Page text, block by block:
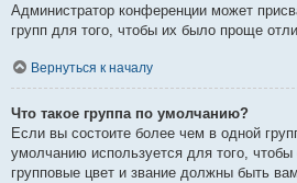
Администратор конференции может
групп для того, чтобы их было проще
Вернуться к началу
Что такое группа по умолчанию?
Если вы состоите более чем в одной
умолчанию используется для того, чтобы
групповые цвет и звание должны быть